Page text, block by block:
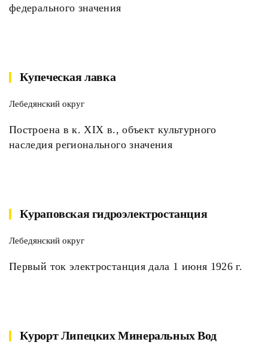
федерального значения
Купеческая лавка
Лебедянский округ
Построена в к. XIX в., объект культурного
наследия регионального значения
Кураповская гидроэлектростанция
Лебедянский округ
Первый ток электростанция дала 1 июня 1926 г.
Курорт Липецких Минеральных Вод